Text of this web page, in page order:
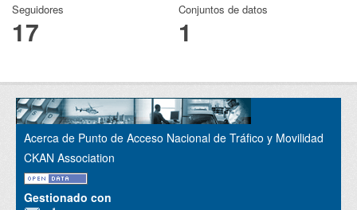
Seguidores
17
Conjuntos de datos
1
Acerca de Punto de Acceso Nacional de Tráfico y Movilidad
CKAN Association
Gestionado con